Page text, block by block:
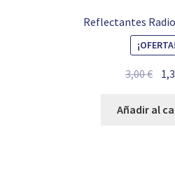
Reflectantes
¡OFERTA!
3,00€ El
Añadir al